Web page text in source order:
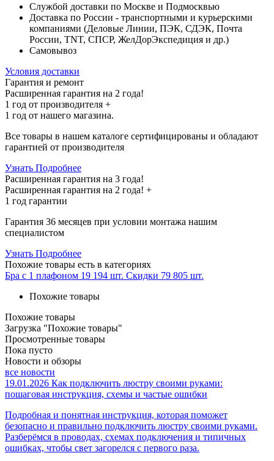
Службой доставки по Москве и Подмосквью
Доставка по России - транспортными и курьерскими
компаниями (Деловые Линии, ПЭК, СДЭК, Почта
России, TNT, СПСР, ЖелДорЭкспедиция и др.)
Самовывоз
Условия доставки
Гарантия и ремонт
Расширенная гарантия на 2 года!
1 год от производителя +
1 год от нашего магазина.
Все товары в нашем каталоге сертифицированы и обладают
гарантией от производителя
Узнать Подробнее
Расширенная гарантия на 3 года!
Расширенная гарантия на 2 года! +
1 год гарантии
Гарантия 36 месяцев при условии монтажа нашим
специалистом
Узнать Подробнее
Похожие товары есть в категориях
Бра с 1 плафоном 19 194 шт. Скидки 79 805 шт.
Похожие товары
Похожие товары
Загрузка "Похожие товары"
Просмотренные товары
Пока пусто
Новости и обзоры
все новости
19.01.2026 Как подключить люстру своими руками:
пошаговая инструкция, схемы и частые ошибки
Подробная и понятная инструкция, которая поможет
безопасно и правильно подключить люстру своими руками.
Разберёмся в проводах, схемах подключения и типичных
ошибках, чтобы свет загорелся с первого раза.